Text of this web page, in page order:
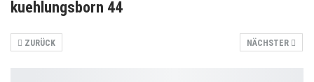
kuehlungsborn 44
NÄCHSTER
ZURÜCK